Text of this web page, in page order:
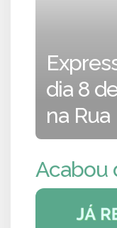
dia 8
na Rua
Acabou